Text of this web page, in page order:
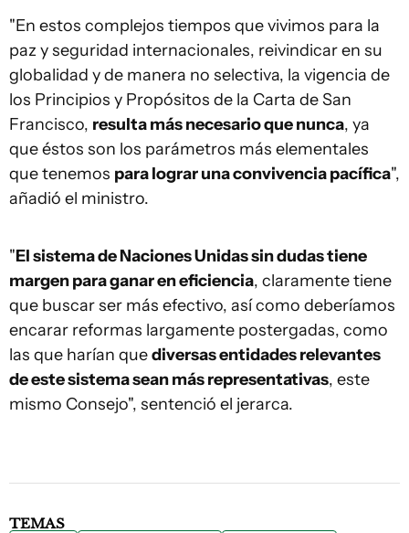
"En estos complejos tiempos que vivimos para la
paz y seguridad internacionales, reivindicar en su
globalidad y de manera no selectiva, la vigencia de
los Principios y Propósitos de la Carta de San
Francisco, resulta más necesario que nunca, ya
que éstos son los parámetros más elementales
que tenemos para lograr una convivencia pacífica",
añadió el ministro.
"El sistema de Naciones Unidas sin dudas tiene
margen para ganar en eficiencia, claramente tiene
que buscar ser más efectivo, así como deberíamos
encarar reformas largamente postergadas, como
las que harían quediversas entidades relevantes
de este sistema sean más representativas, este
mismo Consejo", sentenció el jerarca.
TEMAS